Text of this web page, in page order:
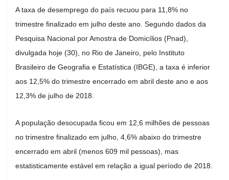
A taxa de desemprego do país recuou para 11,8% no
trimestre finalizado em julho deste ano. Segundo dados da
Pesquisa Nacional por Amostra de Domicílios (Pnad),
divulgada hoje (30), no Rio de Janeiro, pelo Instituto
Brasileiro de Geografia e Estatística (IBGE), a taxa é inferior
aos 12,5% do trimestre encerrado em abril deste ano e aos
12,3% de julho de 2018.
A população desocupada ficou em 12,6 milhões de pessoas
no trimestre finalizado em julho, 4,6% abaixo do trimestre
encerrado em abril (menos 609 mil pessoas), mas
estatisticamente estável em relação a igual período de 2018.